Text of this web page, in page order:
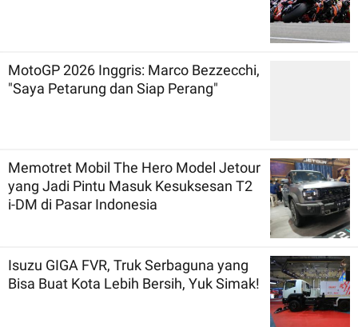
MotoGP 2026 Inggris: Marco Bezzecchi,
"Saya Petarung dan Siap Perang"
Memotret Mobil The Hero Model Jetour
yang Jadi Pintu Masuk Kesuksesan T2
i-DM di Pasar Indonesia
Isuzu GIGA FVR, Truk Serbaguna yang
Bisa Buat Kota Lebih Bersih, Yuk Simak!